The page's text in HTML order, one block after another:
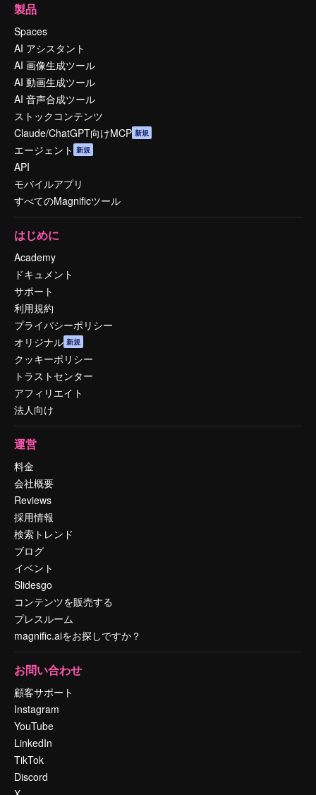
製品
Spaces
AI アシスタント
AI 画像生成ツール
AI 動画生成ツール
AI 音声合成ツール
ストックコンテンツ
Claude/ChatGPT向けMCP 新規
エージェント 新規
API
モバイルアプリ
すべてのMagnificツール
はじめに
Academy
ドキュメント
サポート
利用規約
プライバシーポリシー
オリジナル 新規
クッキーポリシー
トラストセンター
アフィリエイト
法人向け
運営
料金
会社概要
Reviews
採用情報
検索トレンド
ブログ
イベント
Slidesgo
コンテンツを販売する
プレスルーム
magnific.aiをお探しですか？
お問い合わせ
顧客サポート
Instagram
YouTube
LinkedIn
TikTok
Discord